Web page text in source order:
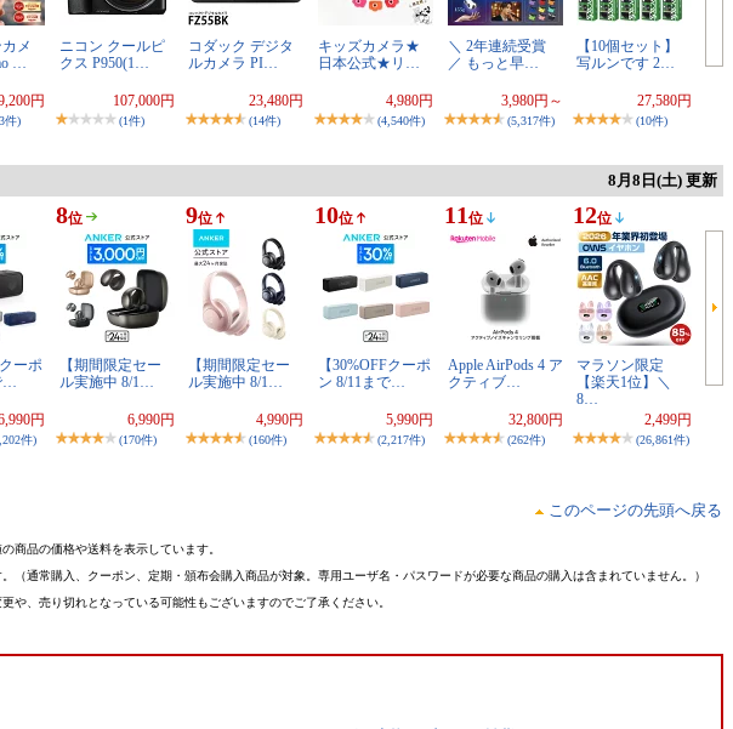
メ
…
円
件)
ニコン クールピ
クス P950(1…
107,000円
(1件)
コダック デジタ
ルカメラ PI…
23,480円
(14件)
キッズカメラ★
日本公式★リ…
4,980円
(4,540件)
＼ 2年連続受賞
／ もっと早…
3,980円～
(5,317件)
【10個セット】
写ルンです 2…
27,580円
(10件)
8月8日(土) 更新
ーポ
円
件)
8位
【期間限定セー
ル実施中 8/1…
6,990円
(170件)
9位
【期間限定セー
ル実施中 8/1…
4,990円
(160件)
10位
【30%OFFクーポ
ン 8/11まで…
5,990円
(2,217件)
11 位
Apple AirPods 4 ア
クティブ…
32,800円
(262件)
12位
マラソン限定
【楽天1位】＼
8…
2,499円
(26,861件)
このページの先頭へ戻る
商品の価格や送料を表示しています。
通常購入、クーポン、定期・頒布会購入商品が対象。専用ユーザ名・パスワードが必要な商品の購入は含まれていません。）
、売り切れとなっている可能性もございますのでご了承ください。